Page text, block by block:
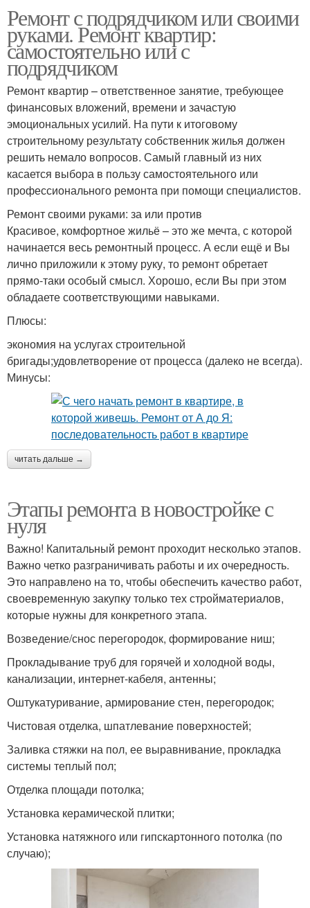
Ремонт с подрядчиком или своими
руками. Ремонт квартир:
самостоятельно или с
подрядчиком
Ремонт квартир – ответственное занятие, требующее
финансовых вложений, времени и зачастую
эмоциональных усилий. На пути к итоговому
строительному результату собственник жилья должен
решить немало вопросов. Самый главный из них
касается выбора в пользу самостоятельного или
профессионального ремонта при помощи специалистов.
Ремонт своими руками: за или против
Красивое, комфортное жильё – это же мечта, с которой
начинается весь ремонтный процесс. А если ещё и Вы
лично приложили к этому руку, то ремонт обретает
прямо-таки особый смысл. Хорошо, если Вы при этом
обладаете соответствующими навыками.
Плюсы:
экономия на услугах строительной
бригады;удовлетворение от процесса (далеко не всегда).
Минусы:
читать дальше →
Этапы ремонта в новостройке с
нуля
Важно! Капитальный ремонт проходит несколько этапов.
Важно четко разграничивать работы и их очередность.
Это направлено на то, чтобы обеспечить качество работ,
своевременную закупку только тех стройматериалов,
которые нужны для конкретного этапа.
Возведение/снос перегородок, формирование ниш;
Прокладывание труб для горячей и холодной воды,
канализации, интернет-кабеля, антенны;
Оштукатуривание, армирование стен, перегородок;
Чистовая отделка, шпатлевание поверхностей;
Заливка стяжки на пол, ее выравнивание, прокладка
системы теплый пол;
Отделка площади потолка;
Установка керамической плитки;
Установка натяжного или гипскартонного потолка (по
случаю);